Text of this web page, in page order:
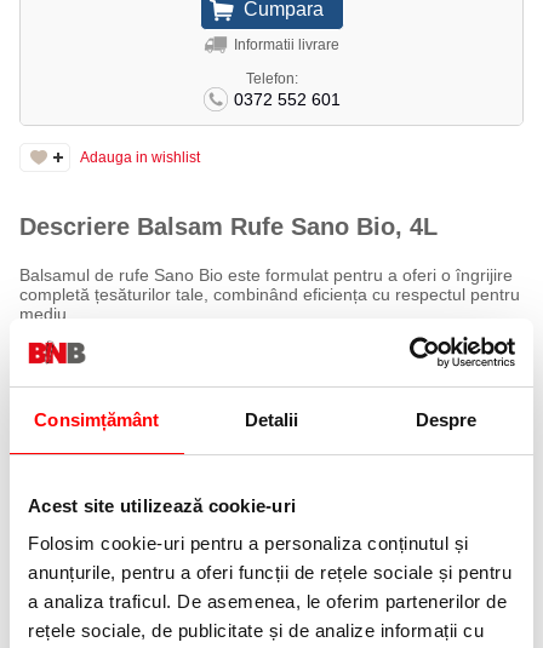
Consimțământ Detalii Despre
Acest site utilizează cookie-uri
Folosim cookie-uri pentru a personaliza conținutul și
anunțurile, pentru a oferi funcții de rețele sociale și pentru
a analiza traficul. De asemenea, le oferim partenerilor de
rețele sociale, de publicitate și de analize informații cu
Informatii livrare
Telefon:
0372 552 601
Adauga in wishlist
Descriere Balsam Rufe Sano Bio, 4L
Balsamul de rufe Sano Bio este formulat pentru a oferi o îngrijire
completă țesăturilor tale, combinând eficiența cu respectul pentru
mediu.
Beneficii
atingere.
Parfumează: Conferă un miros proaspăt și plăcut.
Previne electrizarea țesăturilor: Reduce acumularea de
Ușurează călcatul: Face țesăturile mai ușor de călcat.
Specificații
Volum: 4 litri
Formulă ecologică, potrivită pentru toate tipurile de rufe, inclusiv